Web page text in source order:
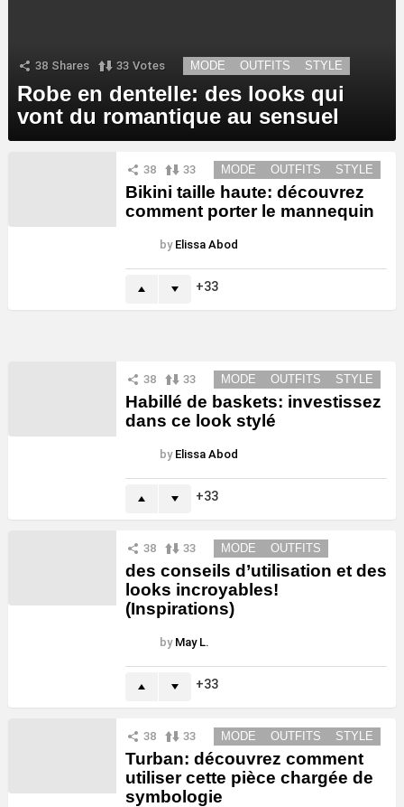
38 Shares 33 Votes MODE OUTFITS STYLE
Robe en dentelle: des looks qui
vont du romantique au sensuel
38 33 MODE OUTFITS STYLE
Bikini taille haute: découvrez
comment porter le mannequin
by Elissa Abod
33
38 33 MODE OUTFITS STYLE
Habillé de baskets: investissez
dans ce look stylé
by Elissa Abod
33
38 33 MODE OUTFITS
des conseils d’utilisation et des
looks incroyables!
(Inspirations)
by May L.
33
38 33 MODE OUTFITS STYLE
Turban: découvrez comment
utiliser cette pièce chargée de
symbologie